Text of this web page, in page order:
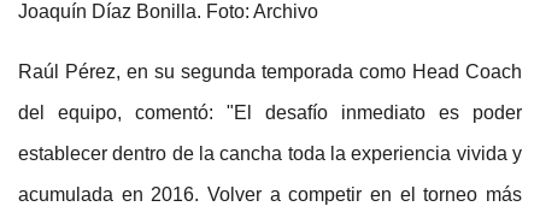
Joaquín Díaz Bonilla. Foto: Archivo
Raúl Pérez, en su segunda temporada como Head Coach
del equipo, comentó: "El desafío inmediato es poder
establecer dentro de la cancha toda la experiencia vivida y
acumulada en 2016. Volver a competir en el torneo más